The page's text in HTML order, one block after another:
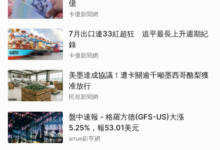
億
卡優新聞網
7月出口連33紅超狂 追平最長上升週期紀
錄
卡優新聞網
美墨達成協議！遭卡關逾千噸墨西哥酪梨獲
准放行
民視新聞網
盤中速報 - 格羅方德(GFS-US)大漲
5.25%，報53.01美元
anue鉅亨網